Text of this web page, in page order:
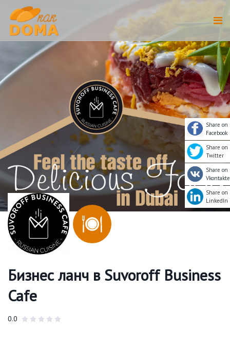
Бизнес ланч в Suvoroff Business
Cafe
0.0
Share on
Facebook
Share on
Twitter
Share on
Vkontakte
Share on
LinkedIn